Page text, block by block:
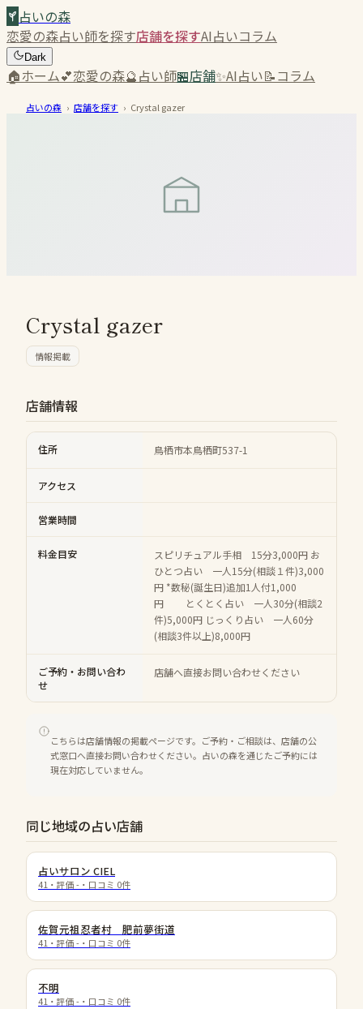
占いの森
恋愛の森占い師を探す店舗を探すAI占いコラム
Dark
🏠ホーム💕恋愛の森🔮占い師🏪店舗✨AI占い📝コラム
占いの森 › 店舗を探す › Crystal gazer
Crystal gazer
情報掲載
店舗情報
住所 鳥栖市本鳥栖町537-1
アクセス
営業時間
料金目安
スピリチュアル手相 15分3,000円 お
ひとつ占い 一人15分(相談１件)3,000
円 *数秘(誕生日)追加1人付1,000
円 とくとく占い 一人30分(相談2
件)5,000円 じっくり占い 一人60分
(相談3件以上)8,000円
ご予約・お問い合わ
せ
店舗へ直接お問い合わせください
こちらは店舗情報の掲載ページです。ご予約・ご相談は、店舗の公
式窓口へ直接お問い合わせください。占いの森を通じたご予約には
現在対応していません。
同じ地域の占い店舗
占いサロン CIEL
41 ・評価 - ・口コミ 0件
佐賀元祖忍者村 肥前夢街道
41 ・評価 - ・口コミ 0件
不明
41 ・評価 - ・口コミ 0件